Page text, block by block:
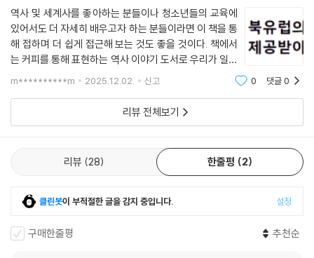
그 커피나무를 소중히 지닌 채 낭트를 떠나 마르티니크로 향했다. 1723년
의 일이다.
드 클리외는 소중한 커피나무를 햇빛을 잘 받도록 고안된 유리상자에 보관
했다. 적도 부근에서 주로 서식하는 커피나무에게 햇빛은 물이나 다른 어
떤 것보다 생장에 중요한 요소라고 판단했기 때문이다. 그는 운반 도중 햇
빛이 부족하다 싶으면 인공적으로 커피나무에 빛을 비추어주곤 했다. 그런
식으로 세심하게 주의를 기울인다고는 해도 대서양을 횡단하는 항해는 멀
고도 험했다. 그 과정에 드 클리외의 시대적 소명을 시샘한 어떤 승객이 유
리상자를 훔쳐가는 해프닝까지 일어났다. 포르투갈령 마데이라섬 연안에
한 일도 있었다. 온갖 고난을 겪은 끝에 드 클리외와 커피나무는 무사히 마
역사 및 세계사를 좋아하는 분들이나 청소년들의 교육에
있어서도 더 자세히 배우고자 하는 분들이라면 이 책을 통
해 접하며 더 쉽게 접근해 보는 것도 좋을 것이다. 책에서
는 커피를 통해 표현하는 역사 이야기 도서로 우리가 일상
에서 흔히 접하거나 즐기는 커피에 대해 역사적인 관점에
건이나 배경, 인물, 그리고 경제적인 의미
m**********m 2025.12.02. 신고 0 댓글0
리뷰 전체보기
리뷰 28 한줄평 2
클린봇이 부적절한 글을 감지 중입니다. 설정
구매한줄평 추천순